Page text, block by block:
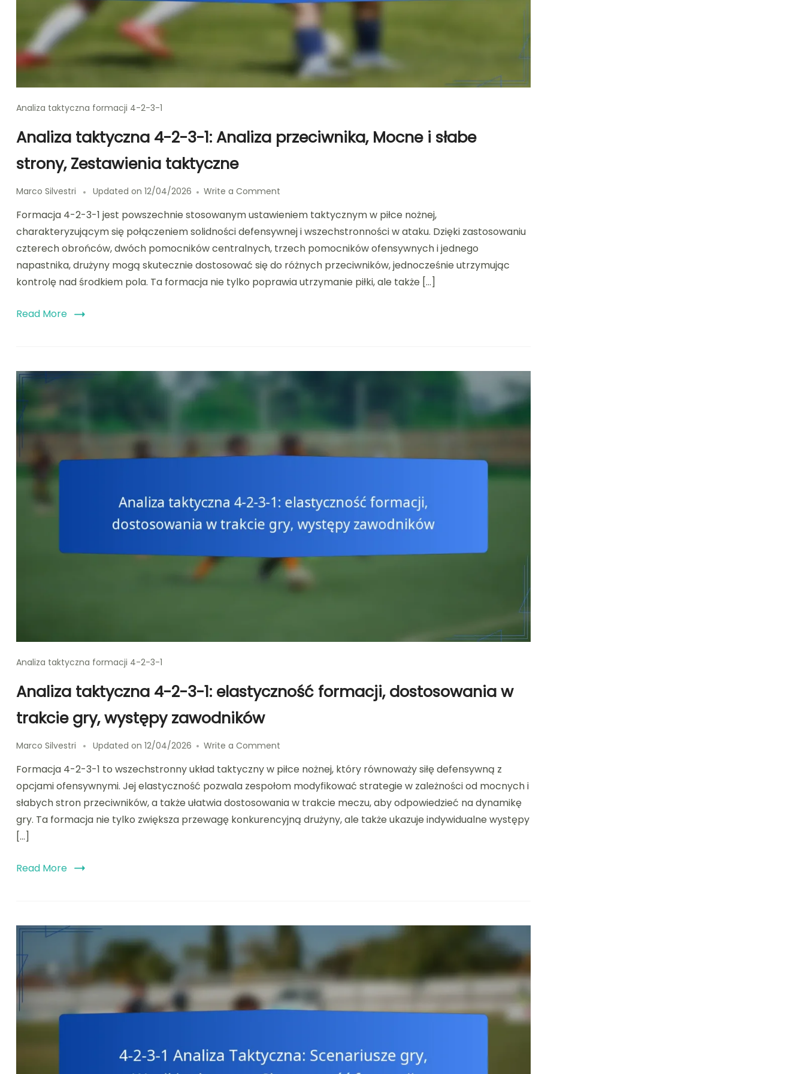
Analiza taktyczna formacji 4-2-3-1
Analiza taktyczna 4-2-3-1: Analiza przeciwnika, Mocne i słabe
strony, Zestawienia taktyczne
Marco Silvestri Updated on 12/04/2026 Write a Comment
taktyczna
4-
3-
1:
Analiza
przeciwnika,
Formacja 4-2-3-1 jest powszechnie stosowanym ustawieniem taktycznym w piłce nożnej,
charakteryzującym się połączeniem solidności defensywnej i wszechstronności w ataku. Dzięki zastosowaniu
czterech obrońców, dwóch pomocników centralnych, trzech pomocników ofensywnych i jednego
napastnika, drużyny mogą skutecznie dostosować się do różnych przeciwników, jednocześnie utrzymując
kontrolę nad środkiem pola. Ta formacja nie tylko poprawia utrzymanie piłki, ale także […]
Read More
Analiza taktyczna formacji 4-2-3-1
Analiza taktyczna 4-2-3-1: elastyczność formacji, dostosowania w
trakcie gry, występy zawodników
Marco Silvestri Updated on 12/04/2026 Write a Comment
taktyczna
4-
3-
1:
Formacja 4-2-3-1 to wszechstronny układ taktyczny w piłce nożnej, który równoważy siłę defensywną z
opcjami ofensywnymi. Jej elastyczność pozwala zespołom modyfikować strategie w zależności od mocnych i
słabych stron przeciwników, a także ułatwia dostosowania w trakcie meczu, aby odpowiedzieć na dynamikę
gry. Ta formacja nie tylko zwiększa przewagę konkurencyjną drużyny, ale także ukazuje indywidualne występy
[…]
Read More